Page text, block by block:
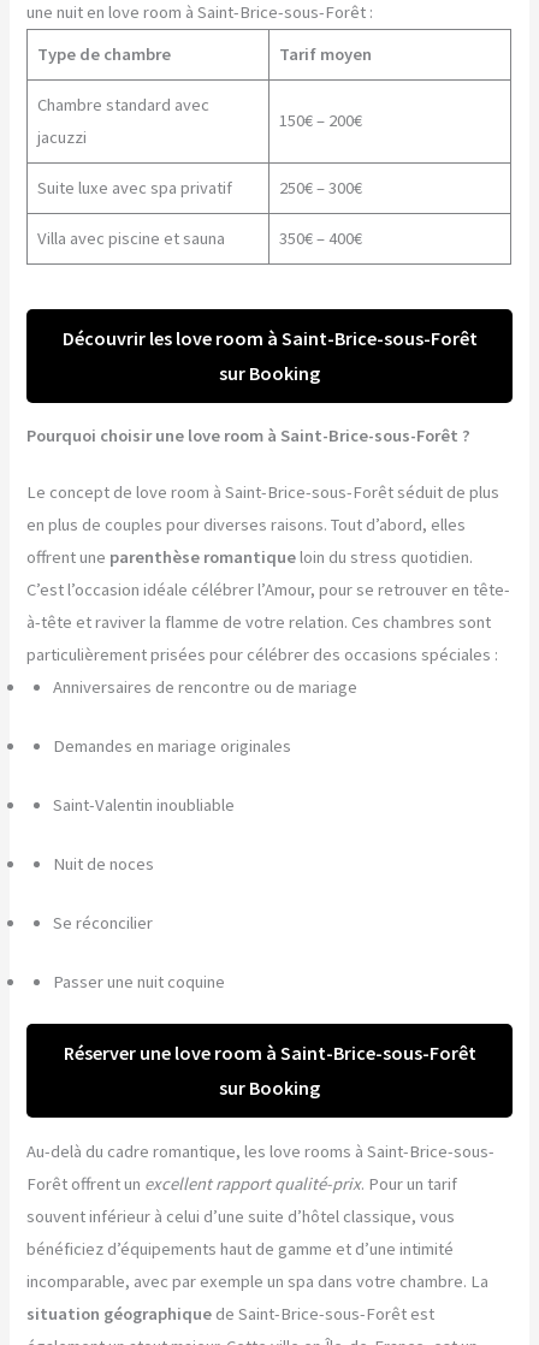
une nuit en love room à Saint-Brice-sous-Forêt :
Type de chambre
Tarif moyen
Chambre standard avec
jacuzzi
150€ – 200€
Suite luxe avec spa privatif 250€ – 300€
Villa avec piscine et sauna 350€ – 400€
Découvrir les love room à Saint-Brice-sous-Forêt
sur Booking
Pourquoi choisir une love room à Saint-Brice-sous-Forêt ?
Le concept de love room à Saint-Brice-sous-Forêt séduit de plus
en plus de couples pour diverses raisons. Tout d’abord, elles
offrent une parenthèse romantiqueloin du stress quotidien.
C’est l’occasion idéale célébrer l’Amour, pour se retrouver en tête-
à-tête et raviver la flamme de votre relation. Ces chambres sont
particulièrement prisées pour célébrer des occasions spéciales :
Anniversaires de rencontre ou de mariage
Demandes en mariage originales
Saint-Valentin inoubliable
Nuit de noces
Se réconcilier
Passer une nuit coquine
Réserver une love room à Saint-Brice-sous-Forêt
sur Booking
Au-delà du cadre romantique, les love rooms à Saint-Brice-sous-
Forêt offrent un excellent rapport qualité-prix. Pour un tarif
souvent inférieur à celui d’une suite d’hôtel classique, vous
bénéficiez d’équipements haut de gamme et d’une intimité
incomparable, avec par exemple un spa dans votre chambre. La
situation géographique de Saint-Brice-sous-Forêt est